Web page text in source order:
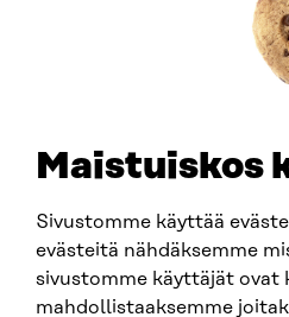
Maistuiskos
Sivustomme käyttää
evästeitä nähdäksemme
sivustomme käyttäjät ovat
mahdollistaaksemme
SITRA SOSIAALISESSA MEDIASSA
LinkedIn